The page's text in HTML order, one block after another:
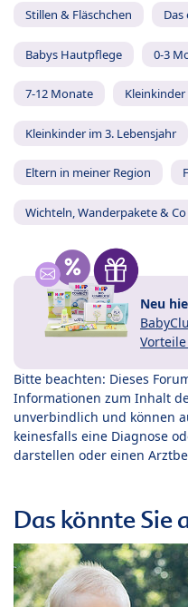
Stillen & Fläschchen Das
Babys Hautpflege 0-3
7-12 Monate
Kleinkinder im 3. Lebensjahr
Eltern in meiner Region
Wichteln, Wanderpakete & Co
Neu
Vorteile
Bitte beachten: Dieses
Informationen zum Inhalt
unverbindlich und können
keinesfalls eine Diagnose
darstellen oder einen
Das könnte Sie